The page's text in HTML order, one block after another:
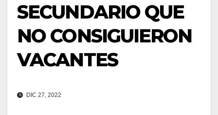
SECUNDARIO QUE
NO CONSIGUIERON
VACANTES
DIC 27, 2022